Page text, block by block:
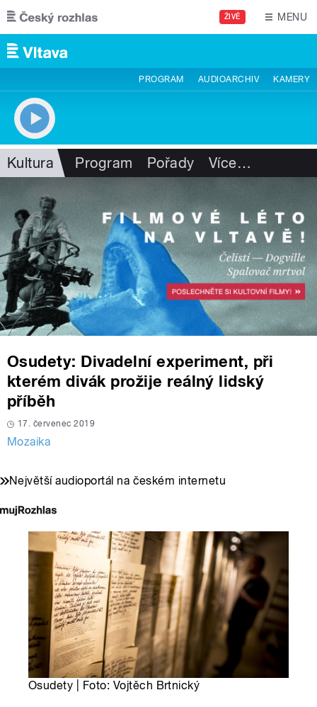
Přejít k hlavnímu obsahu
ŽIVĚ MENU
PROGRAM AUDIOARCHIV KAMERY
Kultura Program Pořady Více…
Osudety: Divadelní experiment, při
kterém divák prožije reálný lidský
příběh
17. červenec 2019
Mozaika
Největší audioportál na českém internetu
Osudety | Foto: Vojtěch Brtnický